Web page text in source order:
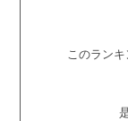
このランキ